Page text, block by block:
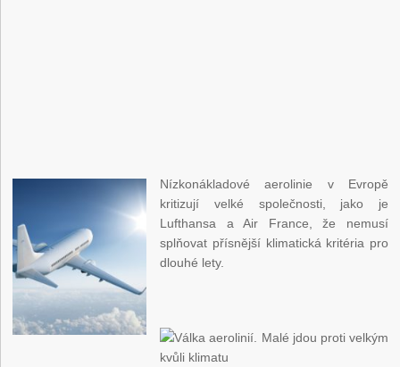
Nízkonákladové aerolinie v Evropě
kritizují velké společnosti, jako je
Lufthansa a Air France, že nemusí
splňovat přísnější klimatická kritéria pro
dlouhé lety.